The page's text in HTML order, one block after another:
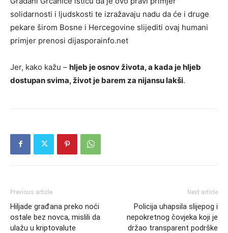
solidarnosti i ljudskosti te izražavaju nadu da će i druge
pekare širom Bosne i Hercegovine slijediti ovaj humani
primjer prenosi dijasporainfo.net
Jer, kako kažu – hljeb je osnov života, a kada je hljeb
dostupan svima, život je barem za nijansu lakši.
Previous article
Hiljade građana preko noći
ostale bez novca, mislili da
ulažu u kriptovalute
Next article
Policija uhapsila slijepog i
nepokretnog čovjeka koji je
držao transparent podrške